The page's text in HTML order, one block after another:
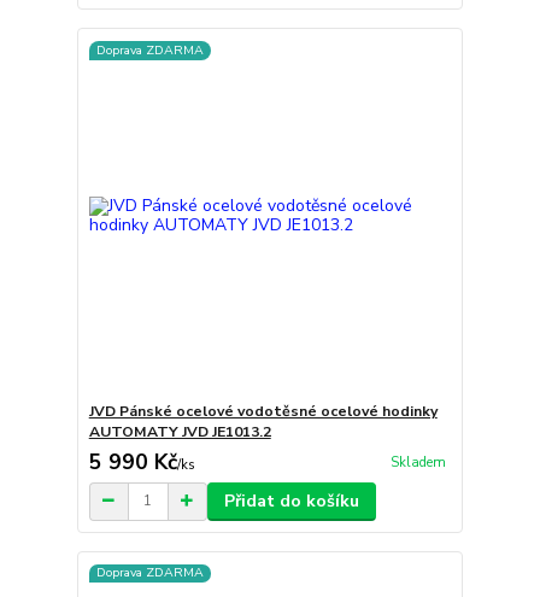
Doprava ZDARMA
JVD Pánské ocelové vodotěsné ocelové hodinky
AUTOMATY JVD JE1013.2
5 990 Kč/ks Skladem
Přidat do košíku
Doprava ZDARMA